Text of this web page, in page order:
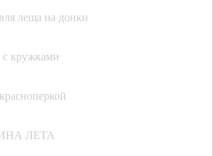
леща на донки
с кружками
ЛЕТА